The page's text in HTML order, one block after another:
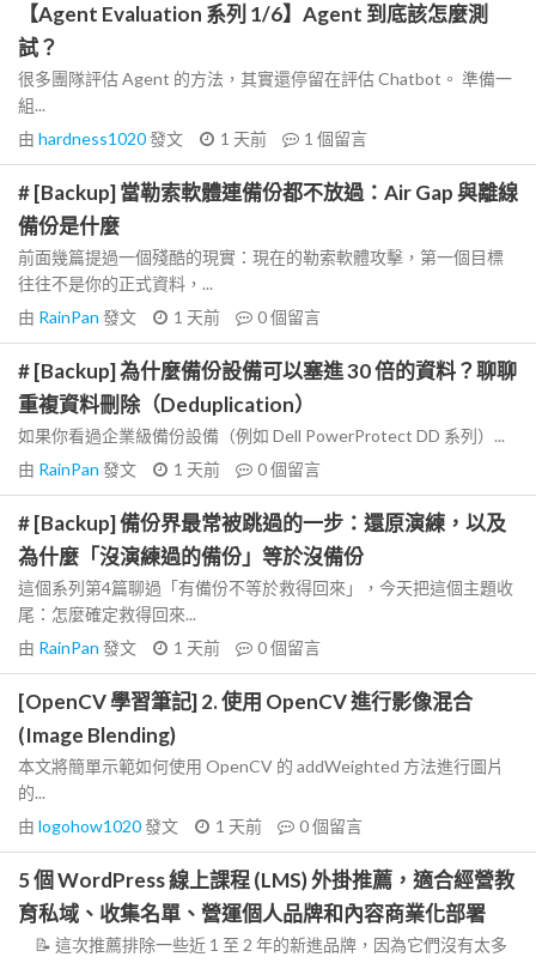
【Agent Evaluation 系列 1/6】Agent 到底該怎麼測
試？
很多團隊評估 Agent 的方法，其實還停留在評估 Chatbot。 準備一
組...
由 hardness1020發文 1 天前 1 個留言
# [Backup] 當勒索軟體連備份都不放過：Air Gap 與離線
備份是什麼
前面幾篇提過一個殘酷的現實：現在的勒索軟體攻擊，第一個目標
往往不是你的正式資料，...
由 RainPan 發文 1 天前 0個留言
# [Backup] 為什麼備份設備可以塞進 30 倍的資料？聊聊
重複資料刪除（Deduplication）
如果你看過企業級備份設備（例如 Dell PowerProtect DD 系列）...
由 RainPan 發文 1 天前 0個留言
# [Backup] 備份界最常被跳過的一步：還原演練，以及
為什麼「沒演練過的備份」等於沒備份
這個系列第4篇聊過「有備份不等於救得回來」，今天把這個主題收
尾：怎麼確定救得回來...
由 RainPan 發文 1 天前 0個留言
[OpenCV 學習筆記] 2. 使用 OpenCV 進行影像混合
(Image Blending)
本文將簡單示範如何使用 OpenCV 的 addWeighted 方法進行圖片
的...
由 logohow1020發文 1 天前 0個留言
5 個 WordPress 線上課程 (LMS) 外掛推薦，適合經營教
育私域、收集名單、營運個人品牌和內容商業化部署
📝 這次推薦排除一些近 1 至 2 年的新進品牌，因為它們沒有太多